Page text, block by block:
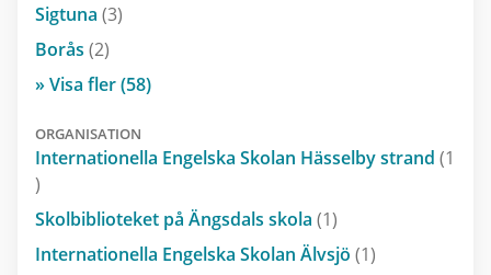
Sigtuna (3)
Borås (2)
» Visa fler (58)
ORGANISATION
Internationella Engelska Skolan Hässelby strand (1
)
Skolbiblioteket på Ängsdals skola (1)
Internationella Engelska Skolan Älvsjö (1)